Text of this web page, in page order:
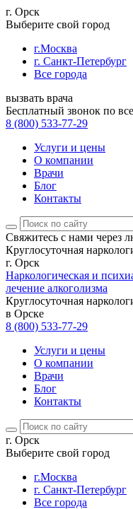
г. Орск
Выберите свой город
г.Москва
г. Санкт-Петербург
Все города
вызвать врача
Бесплатный звонок по
8 (800) 533-77-29
Услуги и цены
О компании
Врачи
Блог
Контакты
Свяжитесь с нами через
Круглосуточная
г. Орск
Наркологическая и
лечение алкоголизма
Круглосуточная
в Орске
8 (800) 533-77-29
Услуги и цены
О компании
Врачи
Блог
Контакты
г. Орск
Выберите свой город
г.Москва
г. Санкт-Петербург
Все города